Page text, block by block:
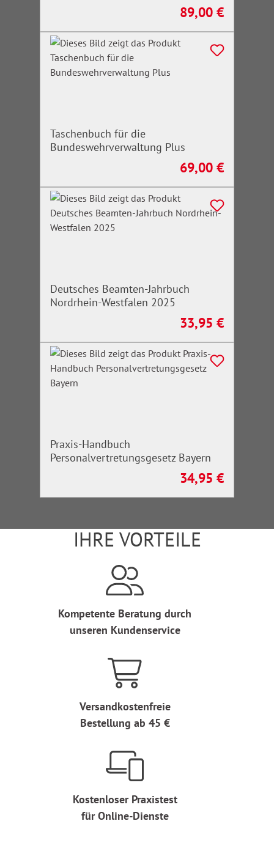
Regulärer Preis:
89,00 €
Taschenbuch für die
Bundeswehrverwaltung Plus
Regulärer Preis:
69,00 €
Deutsches Beamten-Jahrbuch
Nordrhein-Westfalen 2025
Regulärer Preis:
33,95 €
Praxis-Handbuch
Personalvertretungsgesetz Bayern
Regulärer Preis:
34,95 €
IHRE VORTEILE
Kompetente Beratung durch
unseren Kundenservice
Versandkostenfreie
Bestellung ab 45 €
Kostenloser Praxistest
für Online-Dienste